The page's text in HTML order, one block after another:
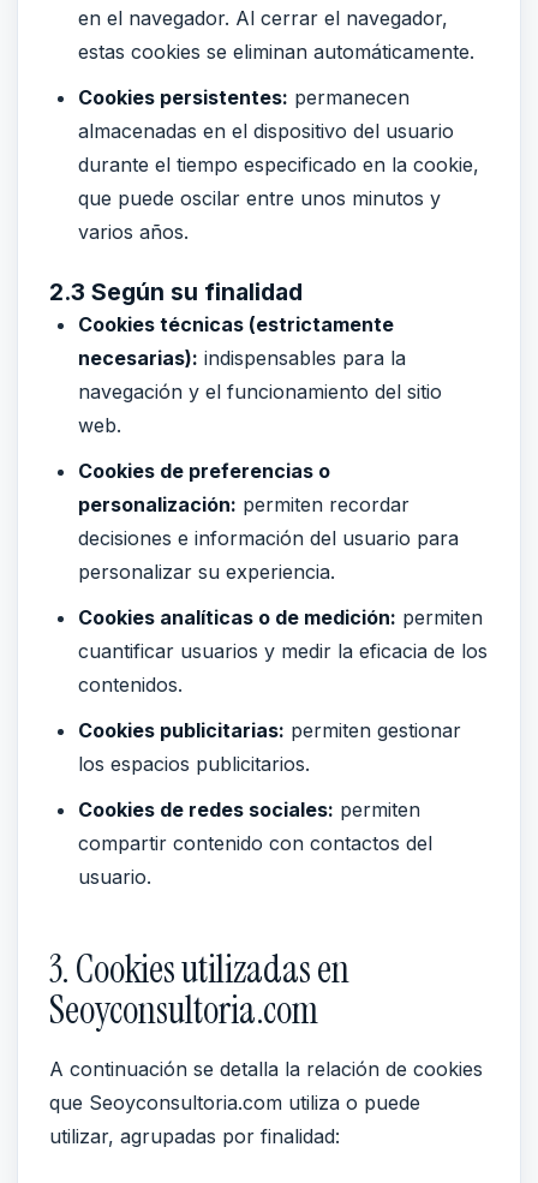
en el navegador. Al cerrar el navegador,
estas cookies se eliminan automáticamente.
Cookies persistentes: permanecen
almacenadas en el dispositivo del usuario
durante el tiempo especificado en la cookie,
que puede oscilar entre unos minutos y
varios años.
2.3 Según su finalidad
Cookies técnicas (estrictamente
necesarias): indispensables para la
navegación y el funcionamiento del sitio
web.
Cookies de preferencias o
personalización: permiten recordar
decisiones e información del usuario para
personalizar su experiencia.
Cookies analíticas o de medición: permiten
cuantificar usuarios y medir la eficacia de los
contenidos.
Cookies publicitarias: permiten gestionar
los espacios publicitarios.
Cookies de redes sociales: permiten
compartir contenido con contactos del
usuario.
3. Cookies utilizadas en
Seoyconsultoria.com
A continuación se detalla la relación de cookies
que Seoyconsultoria.com utiliza o puede
utilizar, agrupadas por finalidad: